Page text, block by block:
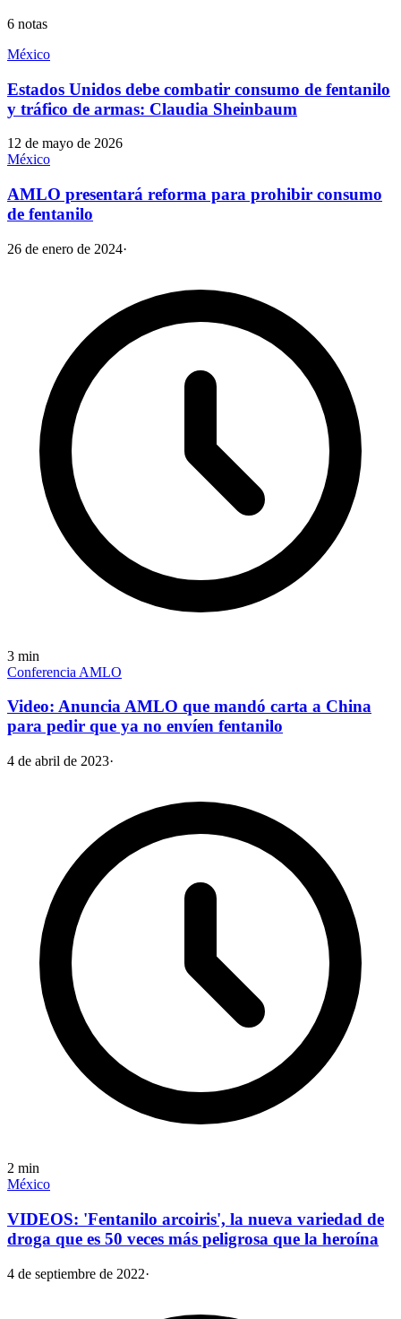
6 notas
México
Estados Unidos debe combatir consumo de fentanilo
y tráfico de armas: Claudia Sheinbaum
12 de mayo de 2026
México
AMLO presentará reforma para prohibir consumo
de fentanilo
26 de enero de 2024·
3 min
Conferencia AMLO
Video: Anuncia AMLO que mandó carta a China
para pedir que ya no envíen fentanilo
4 de abril de 2023·
2 min
México
VIDEOS: 'Fentanilo arcoiris', la nueva variedad de
droga que es 50 veces más peligrosa que la heroína
4 de septiembre de 2022·